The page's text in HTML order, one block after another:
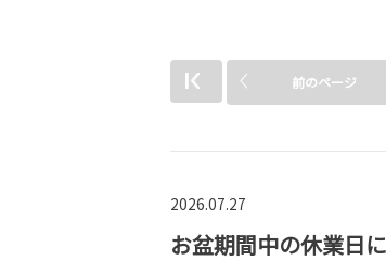
前のページ
2026.07.27
お盆期間中の休業日